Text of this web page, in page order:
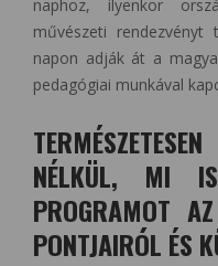
naphoz, ilyenkor
művészeti
napon adják át a
pedagógiai munkával
NÉLKÜL, MI IS
PROGRAMOT
PONTJAIRÓL ÉS